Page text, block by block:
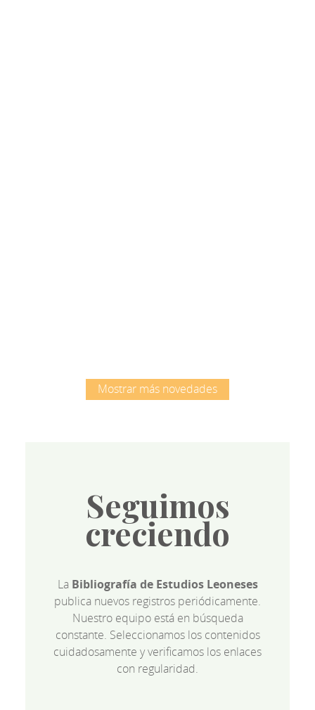
Mostrar más novedades
Seguimos
creciendo
La Bibliografía de Estudios Leoneses
publica nuevos registros periódicamente.
Nuestro equipo está en búsqueda
constante. Seleccionamos los contenidos
cuidadosamente y verificamos los enlaces
con regularidad.